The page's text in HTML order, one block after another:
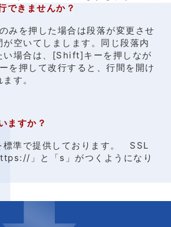
できませんか？
みを押した場合は段落が変更させ
が空いてしまします。同じ段落内
い場合は、[Shift]キーを押しなが
を押して改行すると、行間を開け
す。
ますか？
標準で提供しております。 SSL
」と「s」がつくようになり